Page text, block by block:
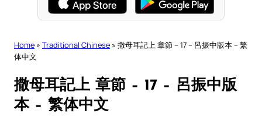
Home » Traditional Chinese » 撒母耳記上 章節 – 17 – 呂振中版本 – 繁
体中文
撒母耳記上 章節 – 17 – 呂振中版
本 – 繁体中文